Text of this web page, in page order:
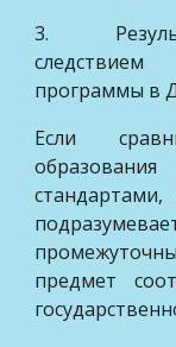
3.
программы в
Если
предмет